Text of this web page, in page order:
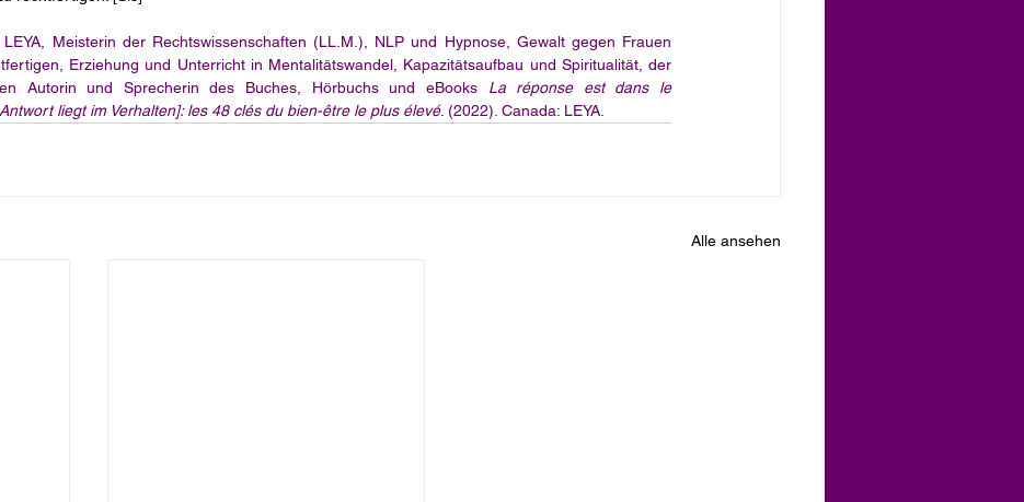
Meisterin der Rechtswissenschaften (LL.M.), NLP und Hypnose, Gewalt gegen Frauen
Erziehung und Unterricht in Mentalitätswandel, Kapazitätsaufbau und Spiritualität, der
Autorin und Sprecherin des Buches, Hörbuchs und eBooks La réponse est dans le
liegt im Verhalten]: les 48 clés du bien-être le plus élevé. (2022). Canada: LEYA.
Alle ansehen